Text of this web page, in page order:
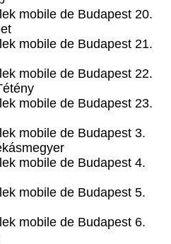
mobile de Budapest 20.
mobile de Budapest 21.
mobile de Budapest 22.
mobile de Budapest 23.
mobile de Budapest 3.
mobile de Budapest 4.
mobile de Budapest 5.
mobile de Budapest 6.